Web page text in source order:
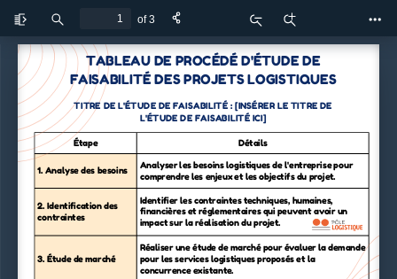
Sidebar
of 3
Zoom
Out
Zoom
In
Étape Détails
1. Analyse des besoins
Analyser les besoins logistiques de l'entreprise pour
comprendre les enjeux et les objectifs du projet.
2. Identification des
contraintes
Identifier les contraintes techniques, humaines,
financières et réglementaires qui peuvent avoir un
impact sur la réalisation du projet.
3. Étude de marché
Réaliser une étude de marché pour évaluer la demande
pour les services logistiques proposés et la
concurrence existante.
TABLEAU DE PROCÉDÉ D'ÉTUDE DE
FAISABILITÉ DES PROJETS LOGISTIQUES
TITRE DE L'ÉTUDE DE FAISABILITÉ : [INSÉRER LE TITRE DE
L'ÉTUDE DE FAISABILITÉ ICI]